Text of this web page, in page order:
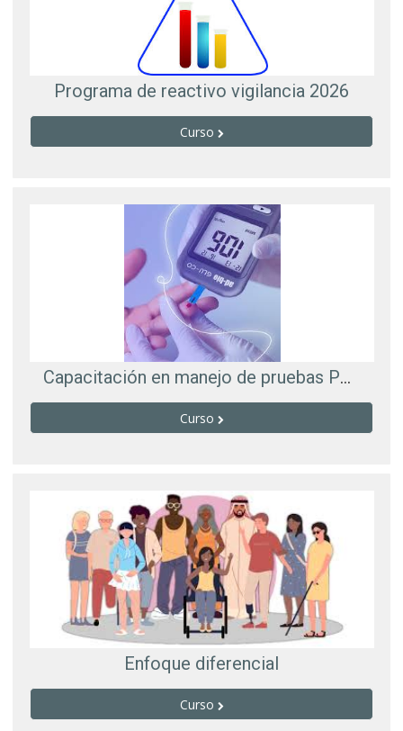
Programa de reactivo vigilancia 2026
Curso
Capacitación en manejo de pruebas POCT
Curso
Enfoque diferencial
Curso